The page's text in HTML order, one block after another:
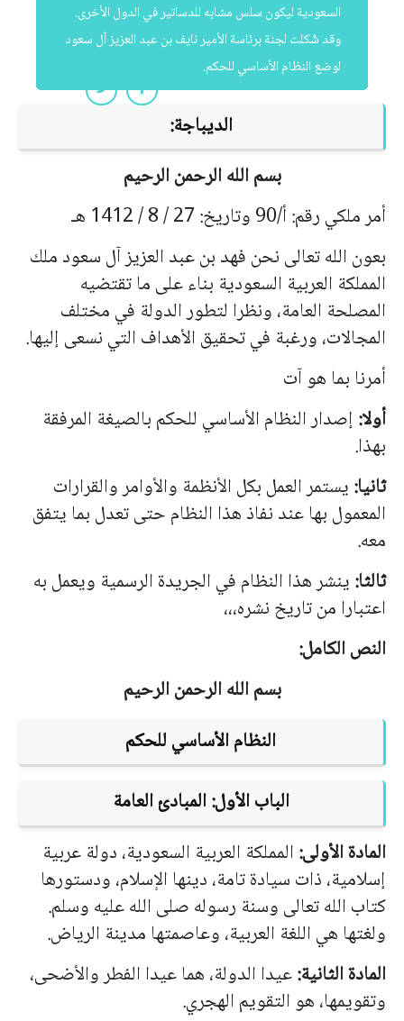
السعودية ليكون سلس مشابه للدساتير في الدول الأخرى.
وقد شُكلت لجنة برئاسة الأمير نايف بن عبد العزيز آل سعود
لوضع النظام الأساسي للحكم.
الديباجة:
بسم الله الرحمن الرحيم
أمر ملكي رقم: أ/90 وتاريخ: 27 / 8 / 1412 هـ
بعون الله تعالى نحن فهد بن عبد العزيز آل سعود ملك
المملكة العربية السعودية بناء على ما تقتضيه
المصلحة العامة، ونظرا لتطور الدولة في مختلف
المجالات، ورغبة في تحقيق الأهداف التي نسعى إليها.
أمرنا بما هو آت
أولا:إصدار النظام الأساسي للحكم بالصيغة المرفقة
بهذا.
ثانيا:يستمر العمل بكل الأنظمة والأوامر والقرارات
المعمول بها عند نفاذ هذا النظام حتى تعدل بما يتفق
معه.
ثالثا:ينشر هذا النظام في الجريدة الرسمية ويعمل به
اعتبارا من تاريخ نشره،،،
النص الكامل:
بسم الله الرحمن الرحيم
النظام الأساسي للحكم
الباب الأول: المبادئ العامة
المادة الأولى:المملكة العربية السعودية، دولة عربية
إسلامية، ذات سيادة تامة، دينها الإسلام، ودستورها
كتاب الله تعالى وسنة رسوله صلى الله عليه وسلم.
ولغتها هي اللغة العربية، وعاصمتها مدينة الرياض.
المادة الثانية:عيدا الدولة، هما عيدا الفطر والأضحى،
وتقويمها، هو التقويم الهجري.